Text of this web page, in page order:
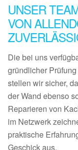
UNSER
VON
Die bei uns
gründlicher
stellen wir sicher,
der Wand ebenso
Reparieren von
im Netzwerk
praktische
Geschick aus.